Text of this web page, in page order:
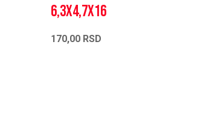
6,3X4,7X16
170,00 RSD